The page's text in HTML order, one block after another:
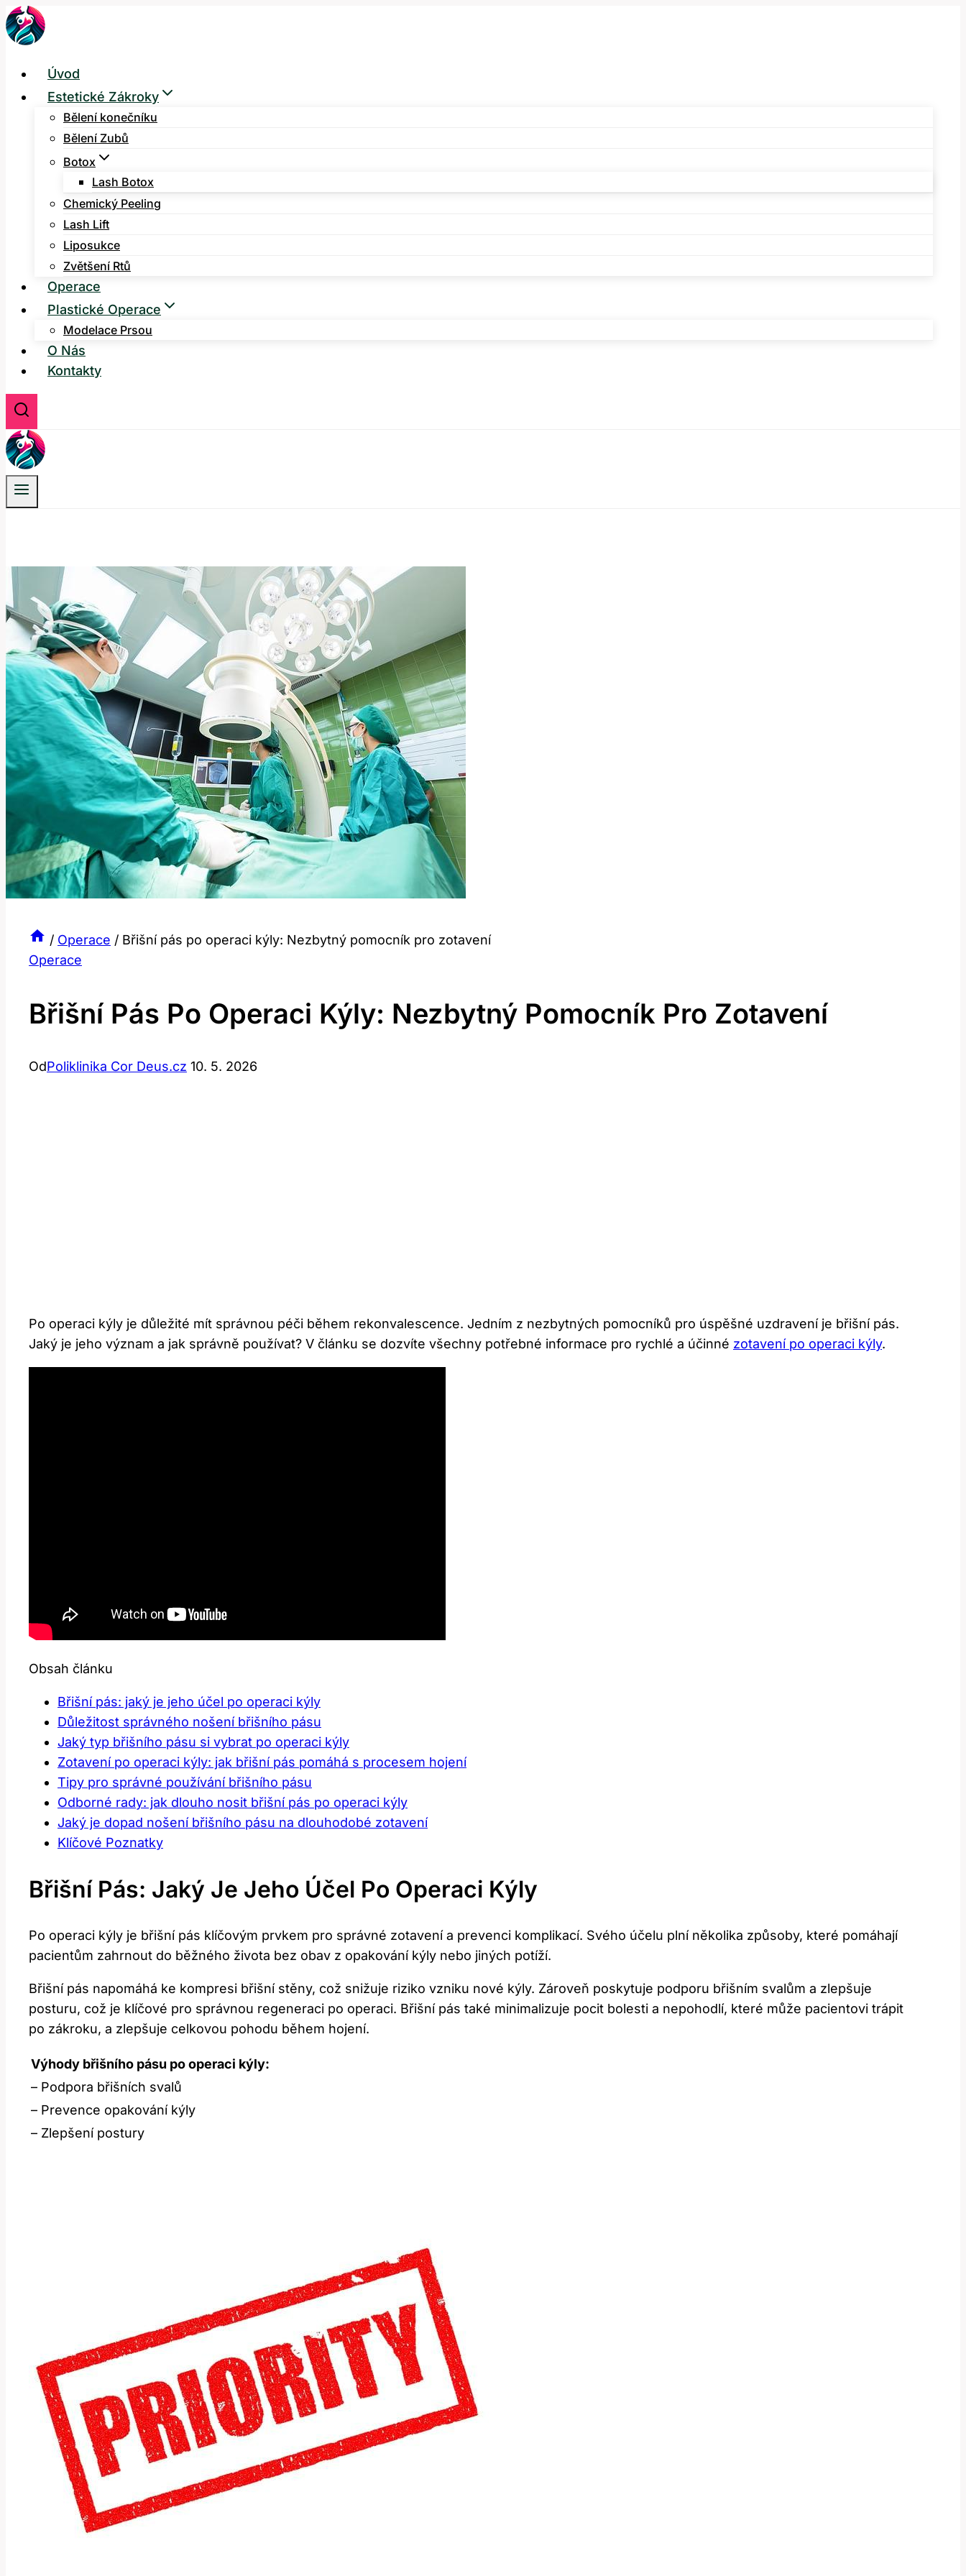
Přeskočit
na
Úvod
Estetické Zákroky
Bělení konečníku
Bělení Zubů
Botox
Lash Botox
Chemický Peeling
Lash Lift
Liposukce
Zvětšení Rtů
Operace
Plastické Operace
Modelace Prsou
O Nás
Kontakty
/ Operace / Břišní pás po operaci kýly: Nezbytný pomocník pro zotavení
Operace
Břišní Pás Po Operaci Kýly: Nezbytný Pomocník Pro Zotavení
OdPoliklinika Cor Deus.cz 10. 5. 2026
Po operaci kýly je důležité mít správnou péči během rekonvalescence. Jedním z nezbytných pomocníků pro úspěšné uzdravení je břišní pás.
Jaký je jeho význam a jak správně používat? V článku se dozvíte všechny potřebné informace pro rychlé a účinné zotavení po operaci kýly.
Obsah článku
Břišní pás: jaký je jeho účel po operaci kýly
Důležitost správného nošení břišního pásu
Jaký typ břišního pásu si vybrat po operaci kýly
Zotavení po operaci kýly: jak břišní pás pomáhá s procesem hojení
Tipy pro správné používání břišního pásu
Odborné rady: jak dlouho nosit břišní pás po operaci kýly
Jaký je dopad nošení břišního pásu na dlouhodobé zotavení
Klíčové Poznatky
Břišní Pás: Jaký Je Jeho Účel Po Operaci Kýly
Po operaci kýly je břišní pás klíčovým prvkem pro správné zotavení a prevenci komplikací. Svého účelu plní několika způsoby, které pomáhají
pacientům zahrnout do běžného života bez obav z opakování kýly nebo jiných potíží.
Břišní pás napomáhá ke kompresi břišní stěny, což snižuje riziko vzniku nové kýly. Zároveň poskytuje podporu břišním svalům a zlepšuje
posturu, což je klíčové pro správnou regeneraci po operaci. Břišní pás také minimalizuje pocit bolesti a nepohodlí, které může pacientovi trápit
po zákroku, a zlepšuje celkovou pohodu během hojení.
Výhody břišního pásu po operaci kýly:
– Podpora břišních svalů
– Prevence opakování kýly
– Zlepšení postury